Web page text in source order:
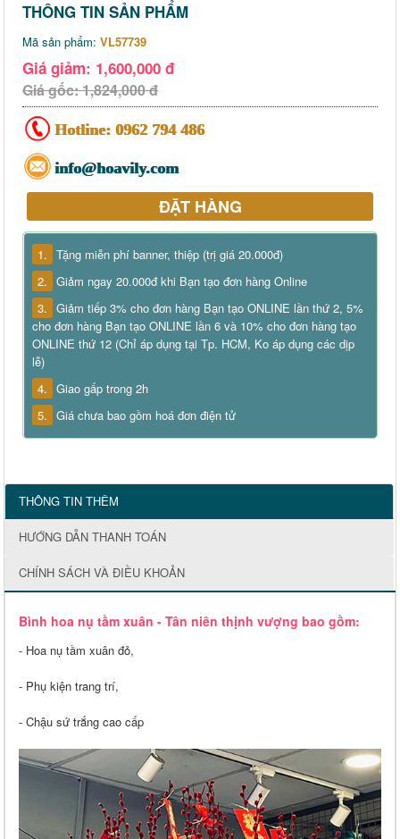
THÔNG TIN SẢN PHẨM
Mã sản phẩm: VL57739
Giá giảm: 1,600,000 đ
Giá gốc: 1,824,000 đ
Hotline: 0962 794 486
info@hoavily.com
ĐẶT HÀNG
1. Tặng miễn phí banner, thiệp (trị giá 20.000đ)
2. Giảm ngay 20.000đ khi Bạn tạo đơn hàng Online
3. Giảm tiếp 3% cho đơn hàng Bạn tạo ONLINE lần thứ 2, 5%
cho đơn hàng Bạn tạo ONLINE lần 6 và 10% cho đơn hàng tạo
ONLINE thứ 12 (Chỉ áp dụng tại Tp. HCM, Ko áp dụng các dịp
lễ)
4. Giao gấp trong 2h
5. Giá chưa bao gồm hoá đơn điện tử
THÔNG TIN THÊM
HƯỚNG DẪN THANH TOÁN
CHÍNH SÁCH VÀ ĐIỀU KHOẢN
Bình hoa nụ tầm xuân - Tân niên thịnh vượng bao gồm:
- Hoa nụ tầm xuân đỏ,
- Phụ kiện trang trí,
- Chậu sứ trắng cao cấp